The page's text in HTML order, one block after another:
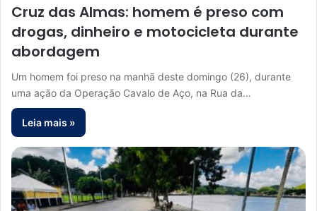
Cruz das Almas: homem é preso com
drogas, dinheiro e motocicleta durante
abordagem
Um homem foi preso na manhã deste domingo (26), durante
uma ação da Operação Cavalo de Aço, na Rua da…
Leia mais »